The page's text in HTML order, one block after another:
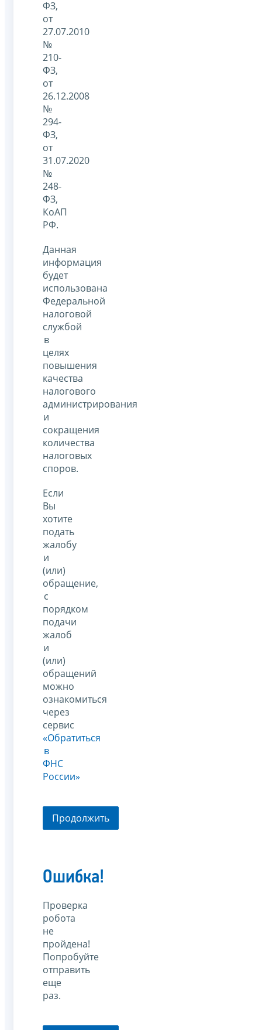
ФЗ,
от
27.07.2010
№
210-
ФЗ,
от
26.12.2008
№
294-
ФЗ,
от
31.07.2020
№
248-
ФЗ,
КоАП
РФ.
Данная
информация
будет
использована
Федеральной
налоговой
службой
в
целях
повышения
качества
налогового
администрирования
и
сокращения
количества
налоговых
споров.
Если
Вы
хотите
подать
жалобу
и
(или)
обращение,
с
порядком
подачи
жалоб
и
(или)
обращений
можно
ознакомиться
через
сервис
«Обратиться
в
ФНС
России»
Продолжить
Ошибка!
Проверка
робота
не
пройдена!
Попробуйте
отправить
еще
раз.